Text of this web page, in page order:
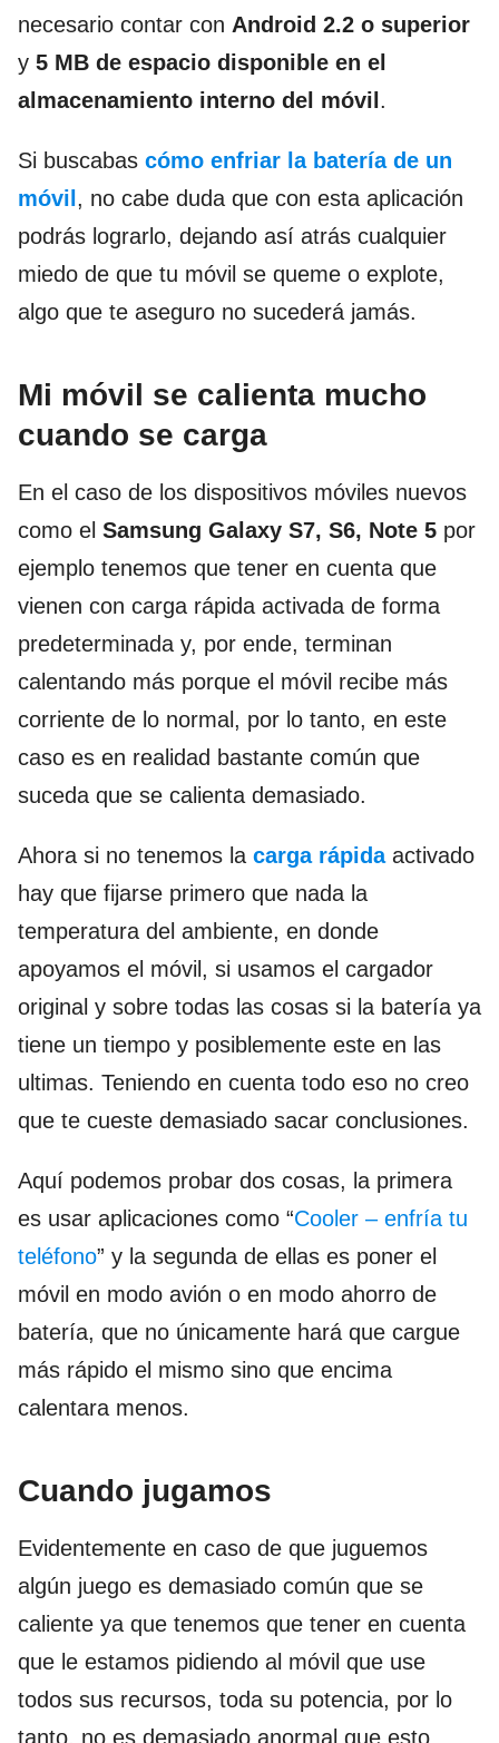
necesario contar con Android 2.2 o superior
y 5 MB de espacio disponible en el
almacenamiento interno del móvil .
Si buscabas cómo enfriar la batería de un
móvil , no cabe duda que con esta aplicación
podrás lograrlo, dejando así atrás cualquier
miedo de que tu móvil se queme o explote,
algo que te aseguro no sucederá jamás.
Mi móvil se calienta mucho
cuando se carga
En el caso de los dispositivos móviles nuevos
como el Samsung Galaxy S7, S6, Note 5 por
ejemplo tenemos que tener en cuenta que
vienen con carga rápida activada de forma
predeterminada y, por ende, terminan
calentando más porque el móvil recibe más
corriente de lo normal, por lo tanto, en este
caso es en realidad bastante común que
suceda que se calienta demasiado.
Ahora si no tenemos la carga rápidaactivado
hay que fijarse primero que nada la
temperatura del ambiente, en donde
apoyamos el móvil, si usamos el cargador
original y sobre todas las cosas si la batería ya
tiene un tiempo y posiblemente este en las
ultimas. Teniendo en cuenta todo eso no creo
que te cueste demasiado sacar conclusiones.
Aquí podemos probar dos cosas, la primera
es usar aplicaciones como “Cooler – enfría tu
teléfono” y la segunda de ellas es poner el
móvil en modo avión o en modo ahorro de
batería, que no únicamente hará que cargue
más rápido el mismo sino que encima
calentara menos.
Cuando jugamos
Evidentemente en caso de que juguemos
algún juego es demasiado común que se
caliente ya que tenemos que tener en cuenta
que le estamos pidiendo al móvil que use
todos sus recursos, toda su potencia, por lo
tanto, no es demasiado anormal que esto